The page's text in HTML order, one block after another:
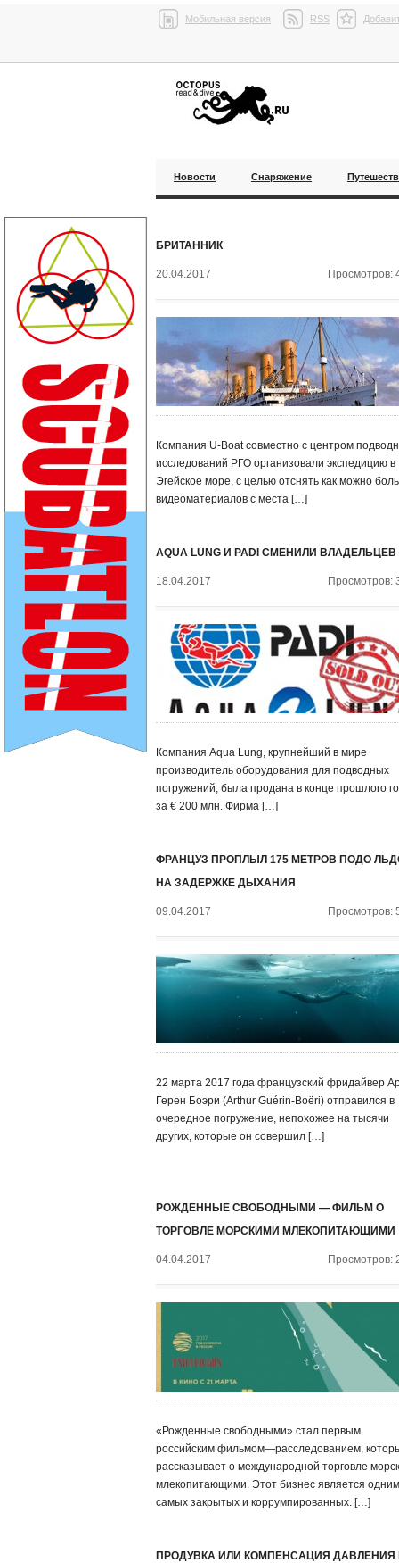
Мобильная версия RSS
Новости Снаряжение
БРИТАННИК
20.04.2017 Просмотров:
Компания U-Boat совместно с центром
исследований РГО организовали экспедицию в
Эгейское море, с целью отснять как можно
видеоматериалов с места […]
AQUA LUNG И PADI СМЕНИЛИ ВЛАДЕЛЬЦЕВ
18.04.2017 Просмотров:
Компания Aqua Lung, крупнейший в мире
производитель оборудования для подводных
погружений, была продана в конце прошлого
за € 200 млн. Фирма […]
ФРАНЦУЗ ПРОПЛЫЛ 175 МЕТРОВ ПОДО
НА ЗАДЕРЖКЕ ДЫХАНИЯ
09.04.2017 Просмотров:
22 марта 2017 года французский фридайвер
Герен Боэри (Arthur Guérin-Boëri) отправился в
очередное погружение, непохожее на тысячи
других, которые он совершил […]
РОЖДЕННЫЕ СВОБОДНЫМИ — ФИЛЬМ О
ТОРГОВЛЕ МОРСКИМИ МЛЕКОПИТАЮЩИМИ
04.04.2017 Просмотров:
«Рожденные свободными» стал первым
российским фильмом—расследованием,
рассказывает о международной торговле
млекопитающими. Этот бизнес является
самых закрытых и коррумпированных. […]
ПРОДУВКА ИЛИ КОМПЕНСАЦИЯ ДАВЛЕНИЯ